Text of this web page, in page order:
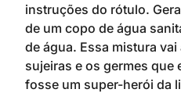
instruções do rótulo.
de um copo de água
de água. Essa mistura
sujeiras e os germes que
fosse um super-herói da